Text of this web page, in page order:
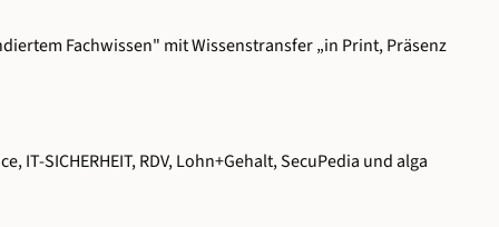
Fachwissen" mit Wissenstransfer „in Print, Präsenz
SICHERHEIT, RDV, Lohn+Gehalt, SecuPedia und alga